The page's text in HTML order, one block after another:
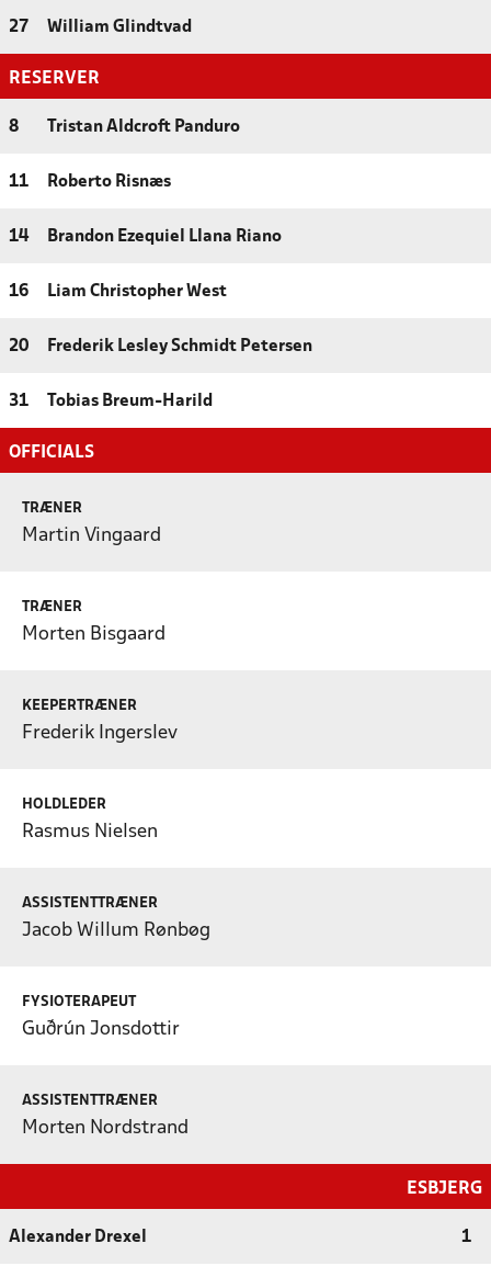
27 William Glindtvad
RESERVER
8 Tristan Aldcroft Panduro
11 Roberto Risnæs
14 Brandon Ezequiel Llana Riano
16 Liam Christopher West
20 Frederik Lesley Schmidt Petersen
31 Tobias Breum-Harild
OFFICIALS
TRÆNER
Martin Vingaard
TRÆNER
Morten Bisgaard
KEEPERTRÆNER
Frederik Ingerslev
HOLDLEDER
Rasmus Nielsen
ASSISTENTTRÆNER
Jacob Willum Rønbøg
FYSIOTERAPEUT
Guðrún Jonsdottir
ASSISTENTTRÆNER
Morten Nordstrand
ESBJERG
Alexander Drexel 1